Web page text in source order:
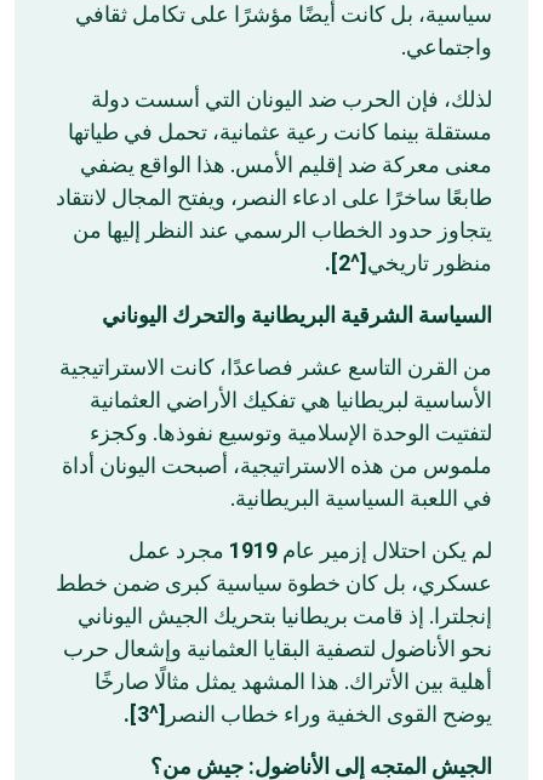
سياسية، بل كانت أيضًا مؤشرًا على تكامل ثقافي
واجتماعي.
لذلك، فإن الحرب ضد اليونان التي أسست دولة
مستقلة بينما كانت رعية عثمانية، تحمل في طياتها
معنى معركة ضد إقليم الأمس. هذا الواقع يضفي
طابعًا ساخرًا على ادعاء النصر، ويفتح المجال لانتقاد
يتجاوز حدود الخطاب الرسمي عند النظر إليها من
منظور تاريخي [^2].
السياسة الشرقية البريطانية والتحرك اليوناني
من القرن التاسع عشر فصاعدًا، كانت الاستراتيجية
الأساسية لبريطانيا هي تفكيك الأراضي العثمانية
لتفتيت الوحدة الإسلامية وتوسيع نفوذها. وكجزء
ملموس من هذه الاستراتيجية، أصبحت اليونان أداة
في اللعبة السياسية البريطانية.
لم يكن احتلال إزمير عام 1919 مجرد عمل
عسكري، بل كان خطوة سياسية كبرى ضمن خطط
إنجلترا. إذ قامت بريطانيا بتحريك الجيش اليوناني
نحو الأناضول لتصفية البقايا العثمانية وإشعال حرب
أهلية بين الأتراك. هذا المشهد يمثل مثالًا صارخًا
يوضح القوى الخفية وراء خطاب النصر [^3].
الجيش المتجه إلى الأناضول: جيش من؟